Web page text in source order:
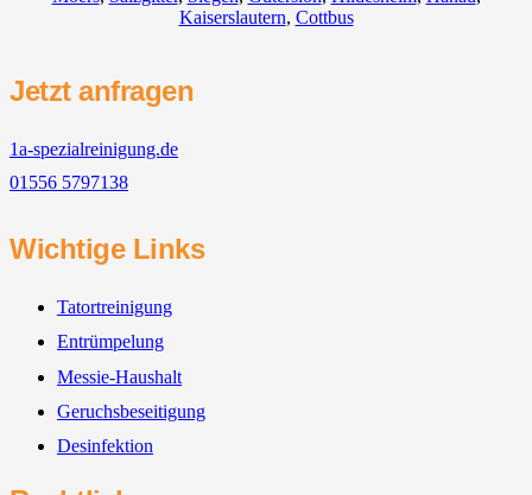
Kaiserslautern, Cottbus
Jetzt anfragen
1a-spezialreinigung.de
01556 5797138
Wichtige Links
Tatortreinigung
Entrümpelung
Messie-Haushalt
Geruchsbeseitigung
Desinfektion